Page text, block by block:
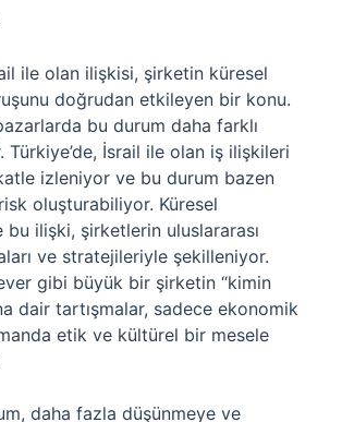
ile olan ilişkisi, şirketin küresel
doğrudan etkileyen bir konu.
bu durum daha farklı
Türkiye’de, İsrail ile olan iş ilişkileri
izleniyor ve bu durum bazen
oluşturabiliyor. Küresel
bu ilişki, şirketlerin uluslararası
ve stratejileriyle şekilleniyor.
gibi büyük bir şirketin “kimin
dair tartışmalar, sadece ekonomik
etik ve kültürel bir mesele
daha fazla düşünmeye ve